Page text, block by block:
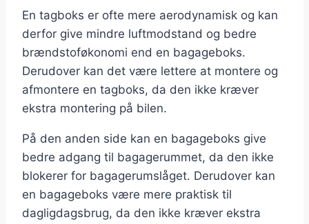
En tagboks er ofte mere aerodynamisk og kan
derfor give mindre luftmodstand og bedre
brændstoføkonomi end en bagageboks.
Derudover kan det være lettere at montere og
afmontere en tagboks, da den ikke kræver
ekstra montering på bilen.
På den anden side kan en bagageboks give
bedre adgang til bagagerummet, da den ikke
blokerer for bagagerumslåget. Derudover kan
en bagageboks være mere praktisk til
dagligdagsbrug, da den ikke kræver ekstra